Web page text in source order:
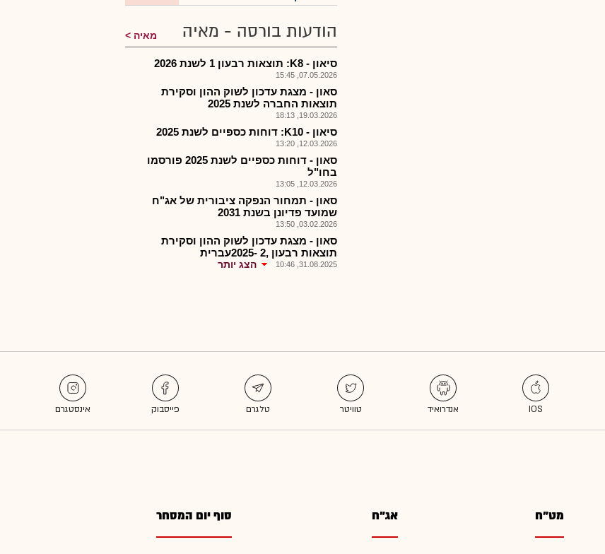
הודעות בורסה - מאיה מאיה
סיאון - K8: תוצאות רבעון 1 לשנת 2026
07.05.2026, 15:45
סאון - מצגת עדכון לשוק ההון וסקירת
תוצאות החברה לשנת 2025
19.03.2026, 18:13
סיאון - K10: דוחות כספיים לשנת 2025
12.03.2026, 13:20
סאון - דוחות כספיים לשנת 2025 פורסמו
בחו"ל
12.03.2026, 13:05
סאון - תמחור הנפקה ציבורית של אג"ח
שמועד פדיונן בשנת 2031
03.02.2026, 13:50
סאון - מצגת עדכון לשוק ההון וסקירת
תוצאות רבעון ,2 -2025עברית
31.08.2025, 10:46 הצג יותר
מט"ח אג"ח סוף יום המסחר